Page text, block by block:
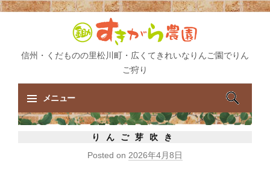
信州・くだものの里松川町・広くてきれいなりんご園でりん
ご狩り
メニュー
コ
検
索:
りんご芽吹き
Posted on 2026年4月8日